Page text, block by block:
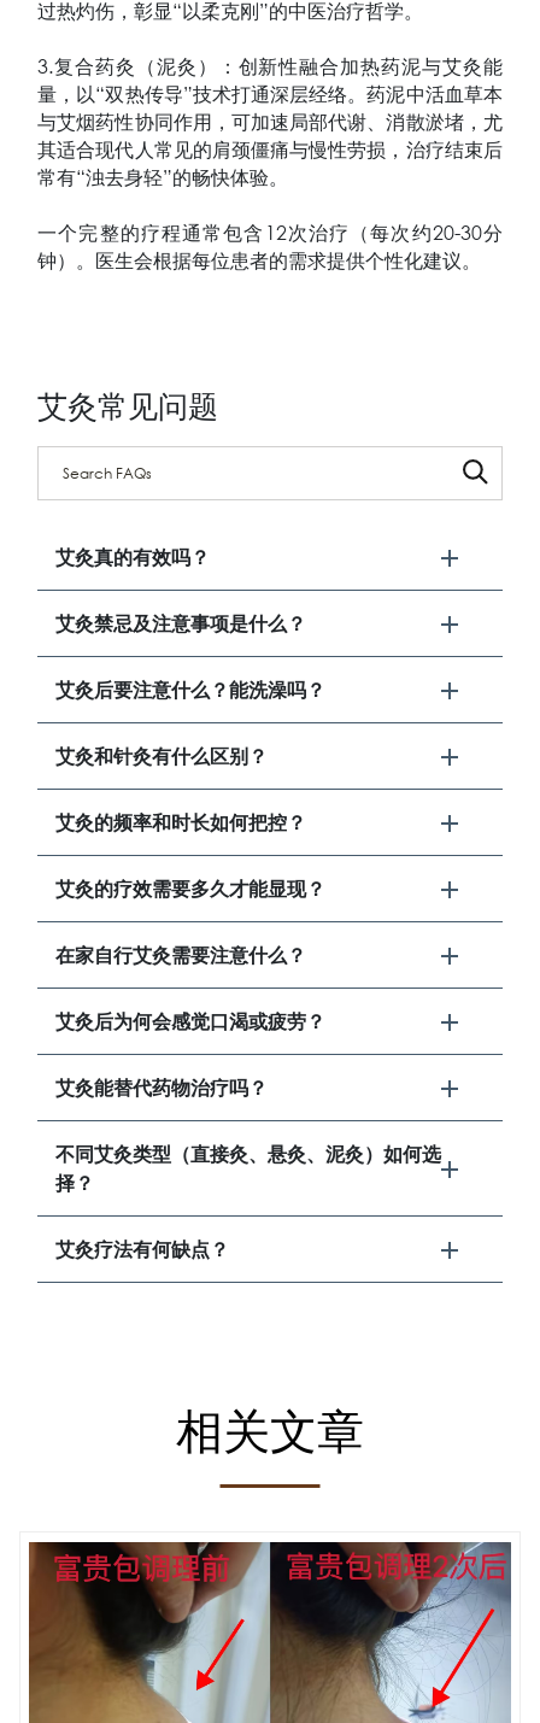
过热灼伤，彰显“以柔克刚”的中医治疗哲学。
3.复合药灸（泥灸）：创新性融合加热药泥与艾灸能
量，以“双热传导”技术打通深层经络。药泥中活血草本
与艾烟药性协同作用，可加速局部代谢、消散淤堵，尤
其适合现代人常见的肩颈僵痛与慢性劳损，治疗结束后
常有“浊去身轻”的畅快体验。
一个完整的疗程通常包含12次治疗（每次约20-30分
钟）。医生会根据每位患者的需求提供个性化建议。
艾灸常见问题
艾灸真的有效吗？
艾灸禁忌及注意事项是什么？
艾灸后要注意什么？能洗澡吗？
艾灸和针灸有什么区别？
艾灸的频率和时长如何把控？
艾灸的疗效需要多久才能显现？
在家自行艾灸需要注意什么？
艾灸后为何会感觉口渴或疲劳？
艾灸能替代药物治疗吗？
不同艾灸类型（直接灸、悬灸、泥灸）如何选
择？
艾灸疗法有何缺点？
相关文章